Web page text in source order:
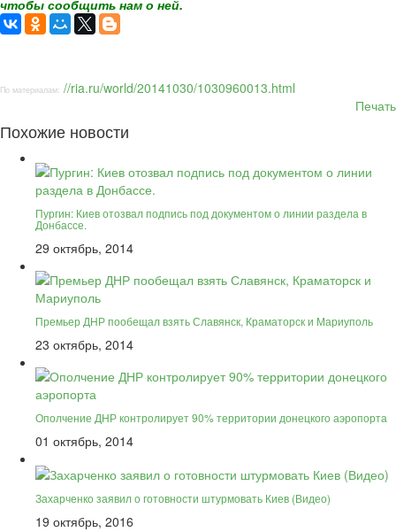
чтобы сообщить нам о ней.
По материалам: //ria.ru/world/20141030/1030960013.html
Печать
Похожие новости
Пургин: Киев отозвал подпись под документом о линии раздела в
Донбассе.
29 октябрь, 2014
Премьер ДНР пообещал взять Славянск, Краматорск и Мариуполь
23 октябрь, 2014
Ополчение ДНР контролирует 90% территории донецкого аэропорта
01 октябрь, 2014
Захарченко заявил о готовности штурмовать Киев (Видео)
19 октябрь, 2016